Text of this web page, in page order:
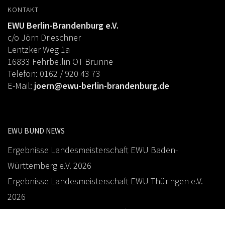
KONTAKT
EWU Berlin-Brandenburg e.V.
c/o Jörn Drieschner
Lentzker Weg 1a
16833 Fehrbellin OT Brunne
Telefon: 0162 / 920 43 73
E-Mail: joern@ewu-berlin-brandenburg.de
EWU BUND NEWS
Ergebnisse Landesmeisterschaft EWU Baden-
Württemberg e.V. 2026
Ergebnisse Landesmeisterschaft EWU Thüringen e.V.
2026
Ergebnisse Landesmeisterschaft EWU Sachsen e.V. 2026